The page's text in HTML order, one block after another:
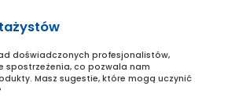
doświadczonych profesjonalistów,
spostrzeżenia, co pozwala nam
Masz sugestie, które mogą uczynić